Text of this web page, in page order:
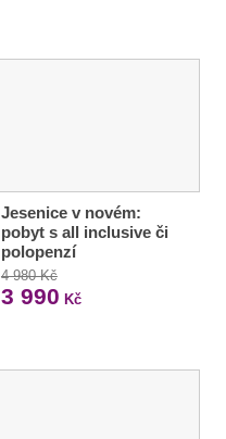
Jesenice v novém:
pobyt s all inclusive či
polopenzí
4 980 Kč
3 990 Kč